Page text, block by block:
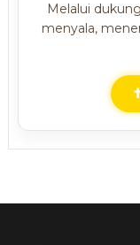
Melalui
menyala,